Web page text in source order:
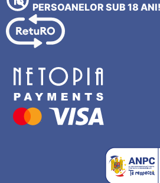
PERSOANELOR SUB 18 ANI!